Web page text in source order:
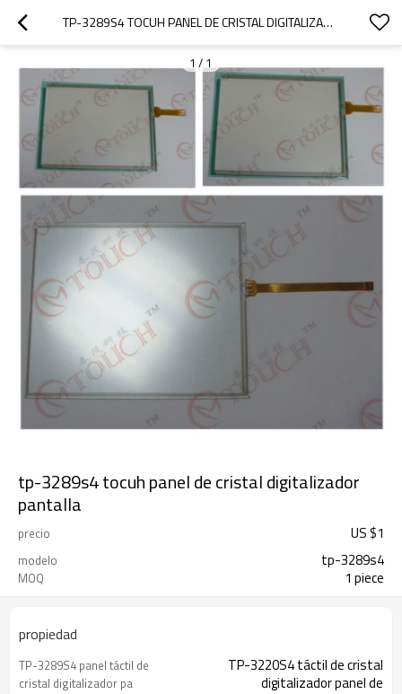
TP-3289S4 TOCUH PANEL DE CRISTAL DIGITALIZADOR PANTALLA
1 / 1
tp-3289s4 tocuh panel de cristal digitalizador
pantalla
precio US $1
modelo tp-3289s4
MOQ 1 piece
propiedad
TP-3289S4 panel táctil de
cristal digitalizador pa
TP-3220S4 táctil de cristal
digitalizador panel de